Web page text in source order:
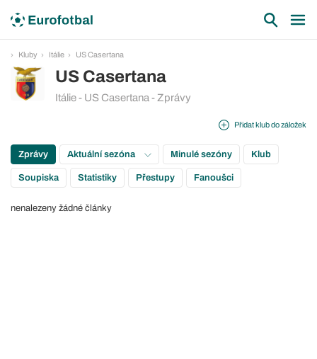
Kluby Itálie US Casertana
US Casertana
Itálie - US Casertana - Zprávy
Přidat klub do záložek
Zprávy Aktuální sezóna Minulé sezóny Klub
Soupiska Statistiky Přestupy Fanoušci
nenalezeny žádné články